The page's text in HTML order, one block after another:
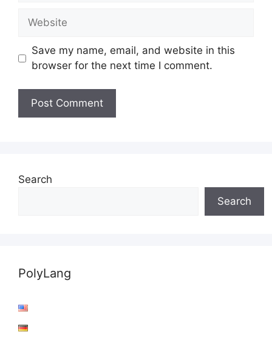
Website
Save my name, email, and website in this
browser for the next time I comment.
Search
Search
PolyLang